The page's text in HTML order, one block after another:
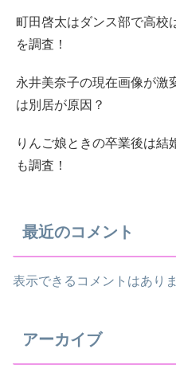
町田啓太はダンス部で高校
を調査！
永井美奈子の現在画像が激
は別居が原因？
りんご娘ときの卒業後は結
も調査！
最近のコメント
表示できるコメントはありま
アーカイブ